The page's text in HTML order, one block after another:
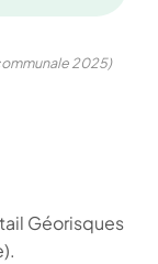
2025)
Géorisques